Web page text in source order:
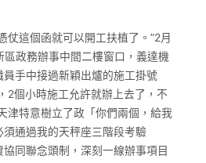
仗這個函就可以開工扶植了。”2月
區政務辦事中間二樓窗口，義達機
手中接過新穎出爐的施工掛號
2個小時施工允許就辦上去了，不
津特意樹立了政「你們兩個，給我
通過我的天秤座三階段考驗
同聯念頭制，深刻一線辦事項目